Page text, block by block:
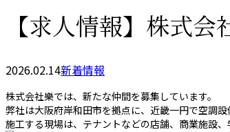
【求人情報】株式会
2026.02.14新着情報
株式会社樂では、新たな仲間を募集しています。
弊社は大阪府岸和田市を拠点に、近畿一円で空調設
施工する現場は、テナントなどの店舗、商業施設、